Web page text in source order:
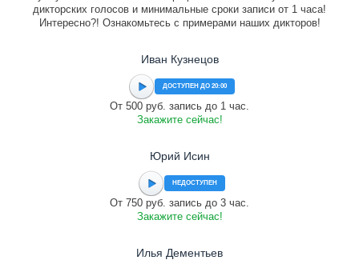
дикторских голосов и минимальные сроки записи от 1 часа!
Интересно?! Ознакомьтесь с примерами наших дикторов!
Иван Кузнецов
ДОСТУПЕН ДО 20:00
От 500 руб. запись до 1 час.
Закажите сейчас!
Юрий Исин
НЕДОСТУПЕН
От 750 руб. запись до 3 час.
Закажите сейчас!
Илья Дементьев